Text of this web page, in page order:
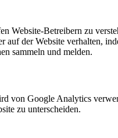
Website-Betreibern zu
auf der Website verhalten,
sammeln und melden.
von Google Analytics
zu unterscheiden.